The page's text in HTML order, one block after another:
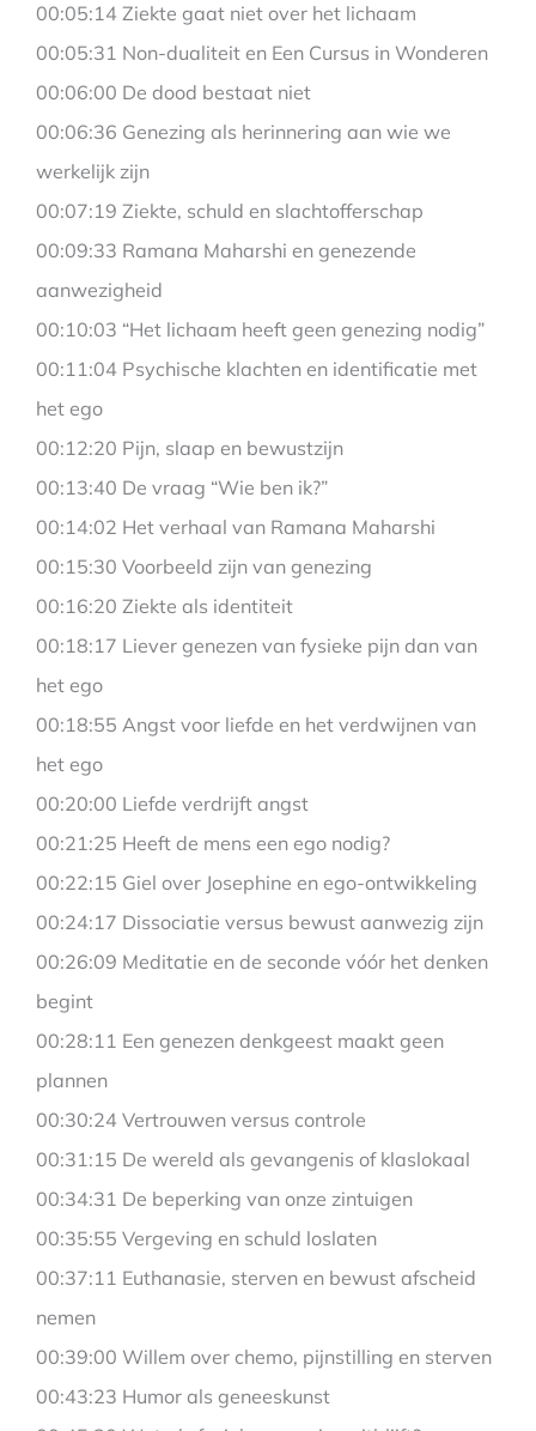
00:05:14 Ziekte gaat niet over het lichaam
00:05:31 Non-dualiteit en Een Cursus in Wonderen
00:06:00 De dood bestaat niet
00:06:36 Genezing als herinnering aan wie we
werkelijk zijn
00:07:19 Ziekte, schuld en slachtofferschap
00:09:33 Ramana Maharshi en genezende
aanwezigheid
00:10:03 “Het lichaam heeft geen genezing nodig”
00:11:04 Psychische klachten en identificatie met
het ego
00:12:20 Pijn, slaap en bewustzijn
00:13:40 De vraag “Wie ben ik?”
00:14:02 Het verhaal van Ramana Maharshi
00:15:30 Voorbeeld zijn van genezing
00:16:20 Ziekte als identiteit
00:18:17 Liever genezen van fysieke pijn dan van
het ego
00:18:55 Angst voor liefde en het verdwijnen van
het ego
00:20:00 Liefde verdrijft angst
00:21:25 Heeft de mens een ego nodig?
00:22:15 Giel over Josephine en ego-ontwikkeling
00:24:17 Dissociatie versus bewust aanwezig zijn
00:26:09 Meditatie en de seconde vóór het denken
begint
00:28:11 Een genezen denkgeest maakt geen
plannen
00:30:24 Vertrouwen versus controle
00:31:15 De wereld als gevangenis of klaslokaal
00:34:31 De beperking van onze zintuigen
00:35:55 Vergeving en schuld loslaten
00:37:11 Euthanasie, sterven en bewust afscheid
nemen
00:39:00 Willem over chemo, pijnstilling en sterven
00:43:23 Humor als geneeskunst